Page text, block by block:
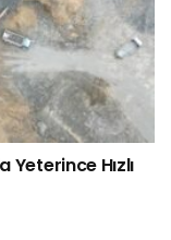
Yeterince Hızlı